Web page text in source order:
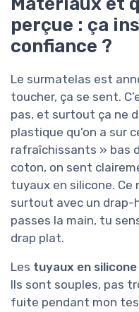
perçue : ça
confiance ?
Le surmatelas est
toucher, ça se sent.
pas, et surtout ça ne
plastique qu’on a sur
rafraîchissants » bas
coton, on sent
tuyaux en silicone. Ce
surtout avec un drap-
passes la main, tu
drap plat.
Les tuyaux en silicone
Ils sont souples, pas
fuite pendant mon